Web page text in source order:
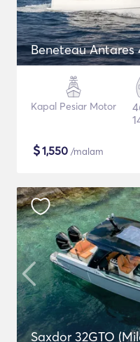
Beneteau Antares
Kapal Pesiar Motor
$1,550 /malam
Saxdor 32GTO